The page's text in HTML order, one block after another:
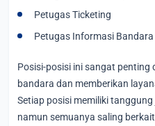
Petugas Ticketing
Petugas Informasi Bandara
Posisi-posisi ini sangat penting
bandara dan memberikan
Setiap posisi memiliki
namun semuanya saling